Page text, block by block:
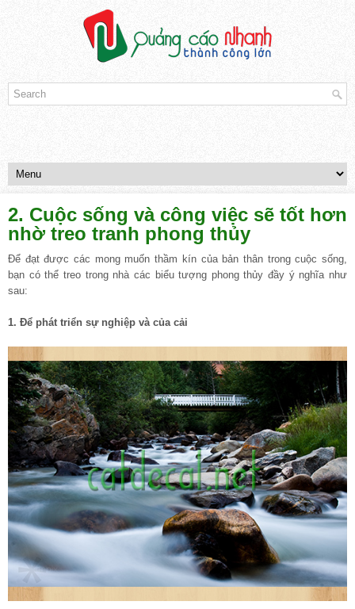
2. Cuộc sống và công việc sẽ tốt hơn
nhờ treo tranh phong thủy
Để đạt được các mong muốn thầm kín của bản thân trong cuộc sống,
bạn có thể treo trong nhà các biểu tượng phong thủy đầy ý nghĩa như
sau:
1. Để phát triển sự nghiệp và của cải